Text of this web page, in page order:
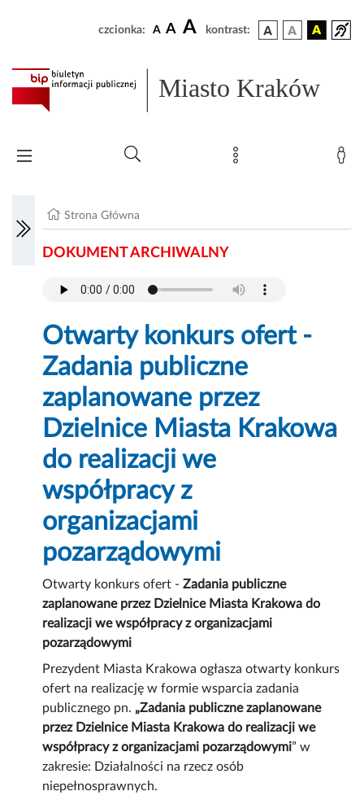
czcionka: A A A kontrast:
Miasto Kraków
Strona Główna
DOKUMENT ARCHIWALNY
Otwarty konkurs ofert -
Zadania publiczne
zaplanowane przez
Dzielnice Miasta Krakowa
do realizacji we
współpracy z
organizacjami
pozarządowymi
Otwarty konkurs ofert -Zadania publiczne
zaplanowane przez Dzielnice Miasta Krakowa do
realizacji we współpracy z organizacjami
pozarządowymi
Prezydent Miasta Krakowa ogłasza otwarty konkurs
ofert na realizację w formie wsparcia zadania
publicznego pn. „Zadania publiczne zaplanowane
przez Dzielnice Miasta Krakowa do realizacji we
współpracy z organizacjami pozarządowymi” w
zakresie: Działalności na rzecz osób
niepełnosprawnych.